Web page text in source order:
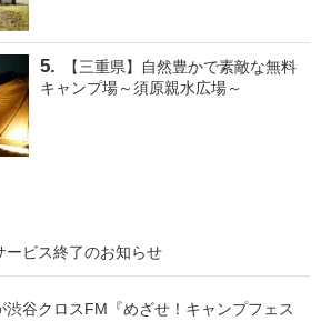
【三重県】自然豊かで素敵な無料
キャンプ場～須原親水広場～
ービス終了のお知らせ
渋谷クロスFM『めざせ！キャンプフェス